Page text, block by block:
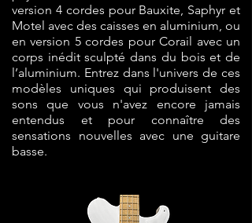
version 4 cordes pour Bauxite, Saphyr et
Motel avec des caisses en aluminium, ou
en version 5 cordes pour Corail avec un
corps inédit sculpté dans du bois et de
l’aluminium. Entrez dans l'univers de ces
modèles uniques qui produisent des
sons que vous n'avez encore jamais
entendus et pour connaître des
sensations nouvelles avec une guitare
basse.